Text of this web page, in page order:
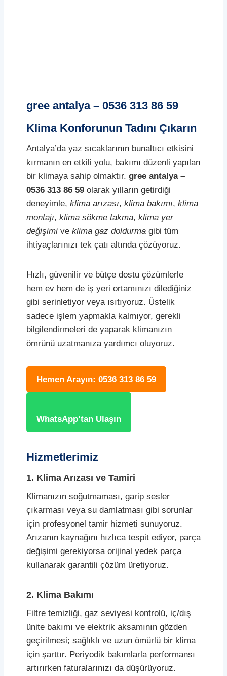
gree antalya – 0536 313 86 59
Klima Konforunun Tadını Çıkarın
Antalya’da yaz sıcaklarının bunaltıcı etkisini
kırmanın en etkili yolu, bakımı düzenli yapılan
bir klimaya sahip olmaktır. gree antalya –
0536 313 86 59 olarak yılların getirdiği
deneyimle, klima arızası, klima bakımı, klima
montajı, klima sökme takma, klima yer
değişimi ve klima gaz doldurma gibi tüm
ihtiyaçlarınızı tek çatı altında çözüyoruz.
Hızlı, güvenilir ve bütçe dostu çözümlerle
hem ev hem de iş yeri ortamınızı dilediğiniz
gibi serinletiyor veya ısıtıyoruz. Üstelik
sadece işlem yapmakla kalmıyor, gerekli
bilgilendirmeleri de yaparak klimanızın
ömrünü uzatmanıza yardımcı oluyoruz.
Hemen Arayın: 0536 313 86 59
WhatsApp’tan Ulaşın
Hizmetlerimiz
1. Klima Arızası ve Tamiri
Klimanızın soğutmaması, garip sesler
çıkarması veya su damlatması gibi sorunlar
için profesyonel tamir hizmeti sunuyoruz.
Arızanın kaynağını hızlıca tespit ediyor, parça
değişimi gerekiyorsa orijinal yedek parça
kullanarak garantili çözüm üretiyoruz.
2. Klima Bakımı
Filtre temizliği, gaz seviyesi kontrolü, iç/dış
ünite bakımı ve elektrik aksamının gözden
geçirilmesi; sağlıklı ve uzun ömürlü bir klima
için şarttır. Periyodik bakımlarla performansı
artırırken faturalarınızı da düşürüyoruz.